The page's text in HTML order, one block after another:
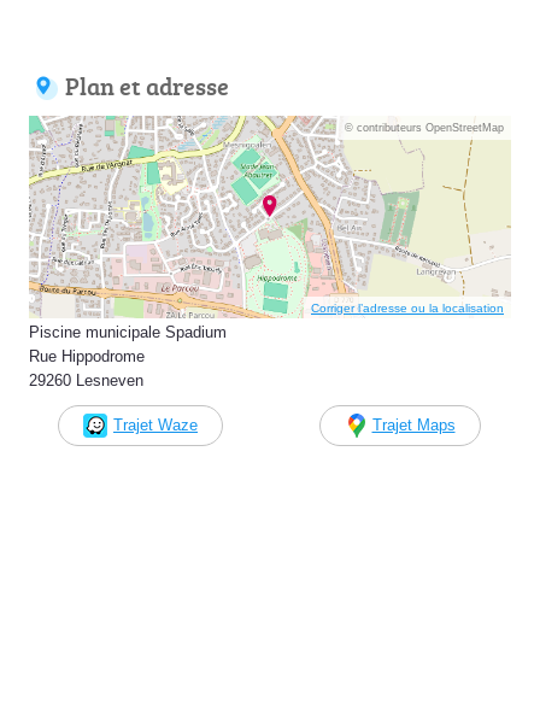
Plan et adresse
© contributeurs OpenStreetMap
Corriger l’adresse ou la localisation
Piscine municipale Spadium
Rue Hippodrome
29260 Lesneven
Trajet Waze Trajet Maps